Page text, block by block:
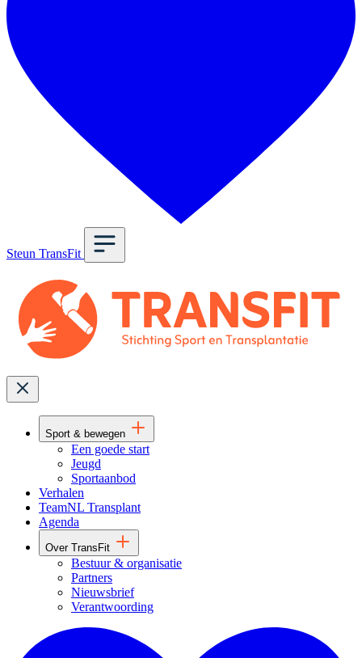
Steun TransFit
Sport & bewegen
Een goede start
Jeugd
Sportaanbod
Verhalen
TeamNL Transplant
Agenda
Over TransFit
Bestuur & organisatie
Partners
Nieuwsbrief
Verantwoording